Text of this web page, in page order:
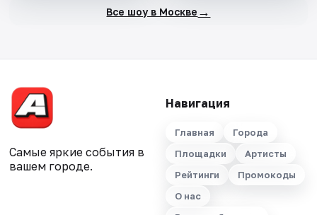
Все шоу в Москве →
Самые яркие события в
вашем городе.
Навигация
Главная
Города
Площадки
Артисты
Рейтинги
Промокоды
О нас